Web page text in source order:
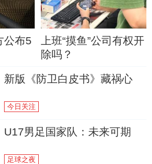
公布5
上班“摸鱼”公司有权开
除吗？
新版《防卫白皮书》藏祸心
今日关注
U17男足国家队：未来可期
足球之夜